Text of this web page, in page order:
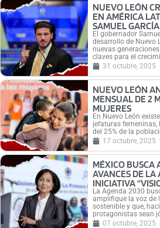
NUEVO LEÓN
EN AMÉRICA
SAMUEL GARCÍA
El gobernador
desarrollo de Nuevo
nuevas
claves para el
31 octubre, 2025
NUEVO LEÓN
MENSUAL DE 2
MUJERES
En Nuevo León
jefaturas femeninas,
del 25% de la
17 octubre, 2025
MÉXICO BUSCA
AVANCES DE
INICIATIVA
La Agenda 2030
amplifique la voz de
sostenible y que,
protagonistas sean
07 octubre, 2025